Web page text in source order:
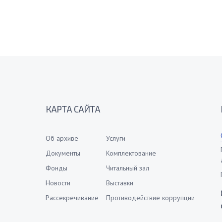
КАРТА САЙТА
Об архиве
Документы
Фонды
Новости
Рассекречивание
Услуги
Комплектование
Читальный зал
Выставки
Противодействие коррупции